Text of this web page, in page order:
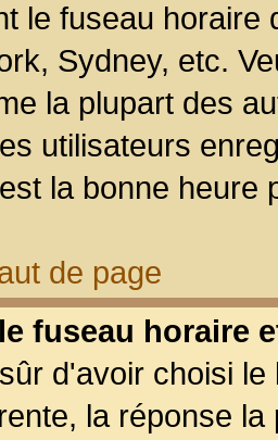
le fuseau
Sydney, etc.
la plupart des
utilisateurs
la bonne heure
de page
fuseau horaire
d'avoir choisi
la réponse